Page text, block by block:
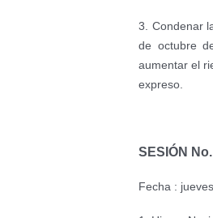
3. Condenar
de octubre
aumentar el
expreso.
SESIÓN
Fecha :